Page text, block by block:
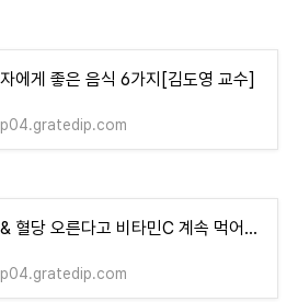
에게 좋은 음식 6가지[김도영 교수]
간수치 & 혈당 오른다고 비타민C 계속 먹어? 말어?